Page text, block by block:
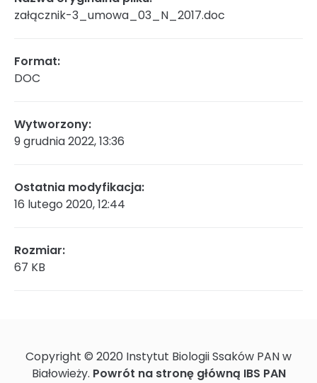
Struktura organizacyjna
Rada Naukowa
Szkoła doktorska Bioplanet
Konkursy na stanowiska
Zamówienia publiczne
załącznik-3_umowa_03_N_2017.doc
Format:
DOC
Wytworzony:
9 grudnia 2022, 13:36
Ostatnia modyfikacja:
16 lutego 2020, 12:44
Rozmiar:
67 KB
Copyright © 2020 Instytut Biologii Ssaków PAN w
Białowieży. Powrót na stronę główną IBS PAN